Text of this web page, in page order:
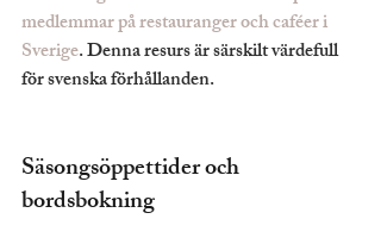
medlemmar på restauranger och caféer i
Sverige. Denna resurs är särskilt värdefull
för svenska förhållanden.
Säsongsöppettider och
bordsbokning